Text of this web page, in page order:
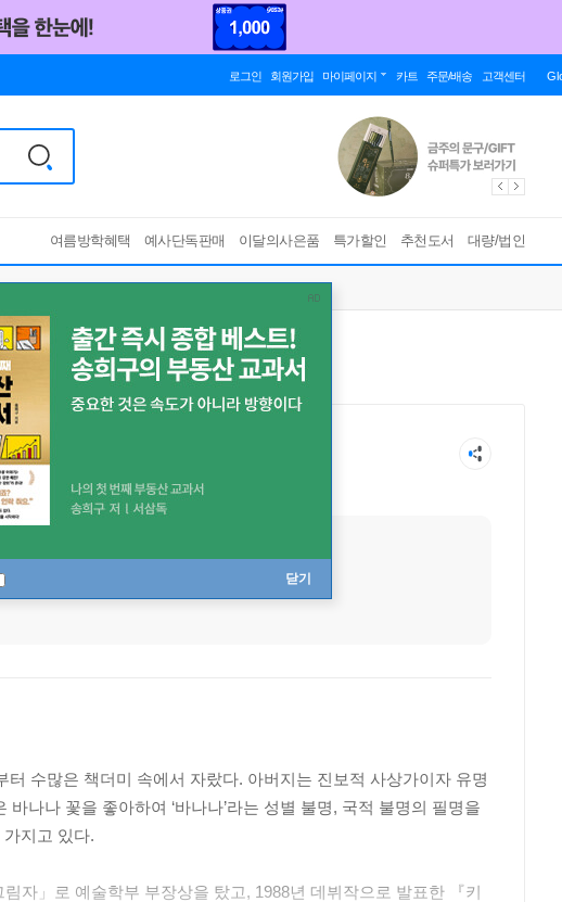
로그인 회원가입 마이페이지 카트 주문/배송 고객센터
여름방학혜택 예사단독판매 이달의사은품 특가할인 추천도서 대량/법인
닫기
よしもと ばなな
수많은 책더미 속에서 자랐다. 아버지는 진보적 사상가이자 유명
나나 꽃을 좋아하여 ‘바나나’라는 성별 불명, 국적 불명의 필명을
지고 있다.
자」로 예술학부 부장상을 탔고, 1988년 데뷔작으로 발표한 『키